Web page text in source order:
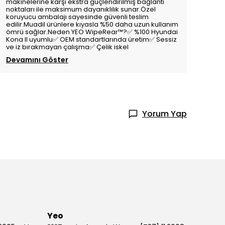
noktaları ile maksimum dayanıklılık sunar.Özel
koruyucu ambalajı sayesinde güvenli teslim
edilir.Muadil ürünlere kıyasla %50 daha uzun kullanım
ömrü sağlar.Neden YEO WipeRear™️?✅ %100 Hyundai
Kona II uyumlu✅ OEM standartlarında üretim✅ Sessiz
ve iz bırakmayan çalışma✅ Çelik iskel
Devamını Göster
Yorum Yap
Yeo